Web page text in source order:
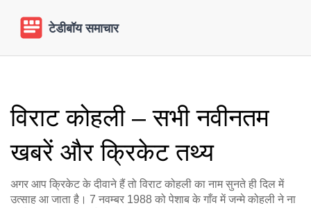
विराट कोहली – सभी नवीनतम
खबरें और क्रिकेट तथ्य
अगर आप क्रिकेट के दीवाने हैं तो विराट कोहली का नाम सुनते ही दिल में
उत्साह आ जाता है। 7 नवम्बर 1988 को पेशाब के गाँव में जन्मे कोहली ने ना